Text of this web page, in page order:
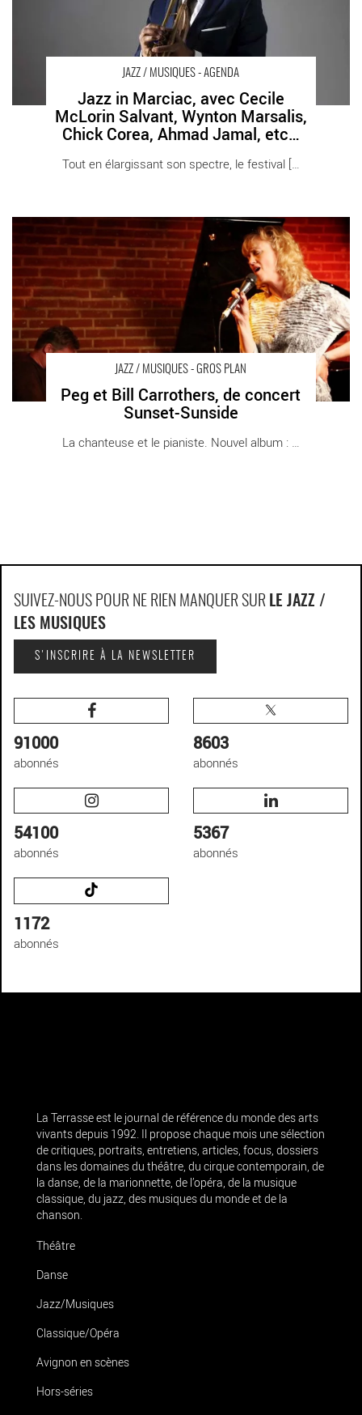
JAZZ / MUSIQUES - AGENDA
Jazz in Marciac, avec Cecile
McLorin Salvant, Wynton Marsalis,
Chick Corea, Ahmad Jamal, etc…
Tout en élargissant son spectre, le festival [...]
JAZZ / MUSIQUES - GROS PLAN
Peg et Bill Carrothers, de concert
Sunset-Sunside
La chanteuse et le pianiste. Nouvel album : [...]
Peg et Bill Carrothers, de concert Sunset-Sunside - Critique
sortie Jazz / Musiques Paris _Sunside
SUIVEZ-NOUS POUR NE RIEN MANQUER SUR LE JAZZ /
LES MUSIQUES
S'INSCRIRE À LA NEWSLETTER
91000
abonnés
8603
abonnés
54100
abonnés
5367
abonnés
1172
abonnés
La Terrasse est le journal de référence du monde des arts
vivants depuis 1992. Il propose chaque mois une sélection
de critiques, portraits, entretiens, articles, focus, dossiers
dans les domaines du théâtre, du cirque contemporain, de
la danse, de la marionnette, de l’opéra, de la musique
classique, du jazz, des musiques du monde et de la
chanson.
Théâtre
Danse
Jazz/Musiques
Classique/Opéra
Avignon en scènes
Hors-séries